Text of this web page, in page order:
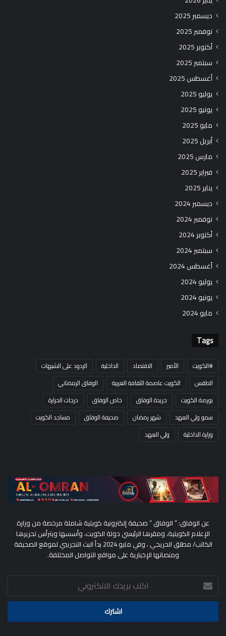
ديسمبر 2025
نوفمبر 2025
أكتوبر 2025
سبتمبر 2025
أغسطس 2025
يوليو 2025
يونيو 2025
مايو 2025
أبريل 2025
مارس 2025
فبراير 2025
يناير 2025
ديسمبر 2024
نوفمبر 2024
أكتوبر 2024
سبتمبر 2024
أغسطس 2024
يوليو 2024
يونيو 2024
مايو 2024
Tags
#الكويت الأمير الاقتصاد الداخلية
الردود على الشبهات
الطقس
الكويت عاصمة الثقافة العربية
الوفاق الرمضاني
بورصة الكويت
جريدة الوفاق خاص الوفاق
درجات الحرارة
سمو ولي العهد
شهر رمضان صحيفة الوفاق
مساجد الكويت
وزارة الداخلية
ولي العهد
عن الوفاق: ” الوفاق ” صحيفة إلكترونية كويتية شاملة مرخصة من وزارة
الإعلام الكويتية، ومقرها الرئيسي دولة الكويت، وأسسها ويترأس تحريرها
الكاتب/ مطلق الحريجي ، وفي مايو 2024 بدأ البث التجريبي لموقع الصحيفة
ومنصاتها الإخبارية على مواقع التواصل المختلفة.
اكتب
بريدك
الالكتروني